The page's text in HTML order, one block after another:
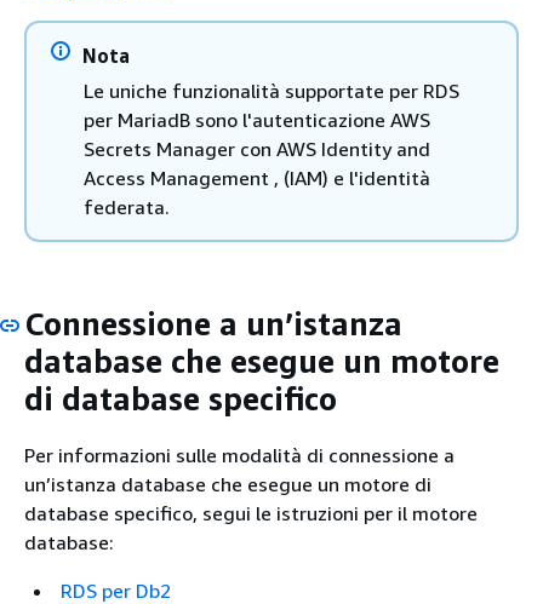
Nota
Le uniche funzionalità supportate per RDS
per MariadB sono l'autenticazione AWS
Secrets Manager con AWS Identity and
Access Management , (IAM) e l'identità
federata.
Connessione a un’istanza
database che esegue un motore
di database specifico
Per informazioni sulle modalità di connessione a
un’istanza database che esegue un motore di
database specifico, segui le istruzioni per il motore
database:
RDS per Db2